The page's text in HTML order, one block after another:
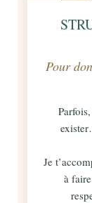
Pour
Je
à